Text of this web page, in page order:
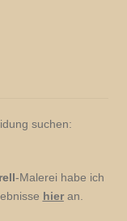
suchen:
-Malerei habe ich
hieran.